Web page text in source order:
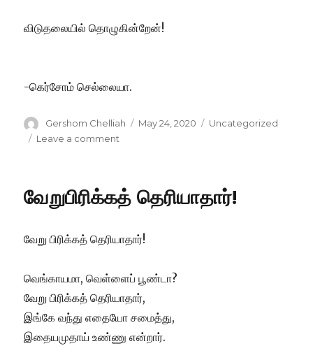
விடுதலையில் தொழுகின்றேன்!
-கெர்சோம் செல்லையா.
Author
Gershom Chelliah
Posted
May 24, 2020 Categories
Uncategorized
Leave a comment
வேறுபிரிக்கத் தெரியாதார்!
வேறு பிரிக்கத் தெரியாதார்!
வெங்காயமா, வெள்ளைப் பூண்டா?
வேறு பிரிக்கத் தெரியாதார்,
இங்கே வந்து எதையோ சமைத்து,
இதையமுதாய் உண்ணு என்றார்.